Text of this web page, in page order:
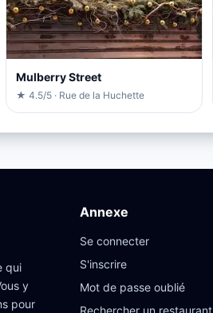
Mulberry Street
★ 4.5/5 · Rue de la Huchette
qui
y
pour
Annexe
Se connecter
S'inscrire
Mot de passe oublié